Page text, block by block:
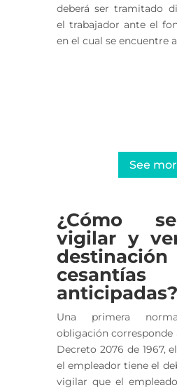
deberá ser tramitado
el trabajador ante el
en el cual se encuentre
See
¿Cómo
vigilar y
cesantías
anticipadas?
Una primera
obligación corresponde
Decreto 2076 de 1967,
el empleador tiene el
vigilar que el